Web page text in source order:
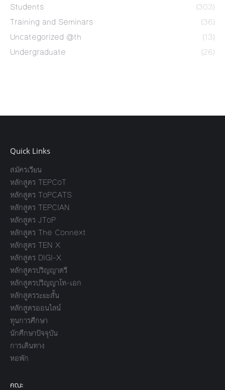
Students
(303)
Training and Seminars
(36)
Uncategorized @th
(13)
Undergraduate
(26)
Quick Links
สมัครเรียน
หลักสูตร TEPCoT
หลักสูตร ToPCATS
หลักสูตร TEPCIAN
หลักสูตร JToP
หลักสูตร The Connext
หลักสูตร TEN X
หลักสูตร DIGI-X
หลักสูตรปริญญาตรี
หลักสูตรปริญญาโท-เอก
หลักสูตรระยะสั้น
หลักสูตรออนไลน์
ทุนการศึกษา
นักศึกษาปัจจุบัน
การเดินทาง
หอพัก
คณะ